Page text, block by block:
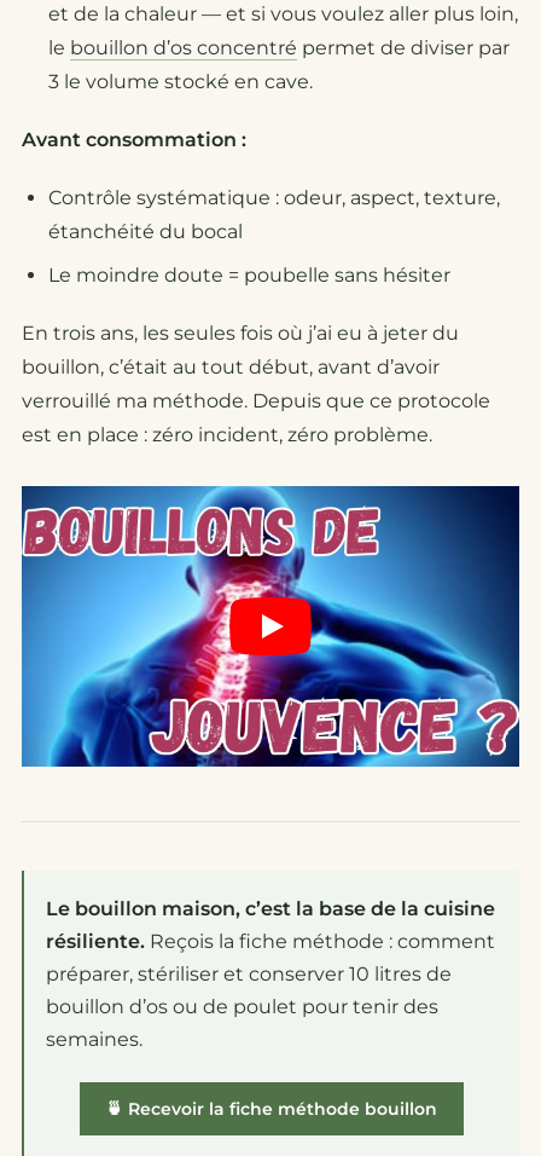
et de la chaleur — et si vous voulez aller plus loin,
le bouillon d’os concentré permet de diviser par
3 le volume stocké en cave.
Avant consommation :
Contrôle systématique : odeur, aspect, texture,
étanchéité du bocal
Le moindre doute = poubelle sans hésiter
En trois ans, les seules fois où j’ai eu à jeter du
bouillon, c’était au tout début, avant d’avoir
verrouillé ma méthode. Depuis que ce protocole
est en place : zéro incident, zéro problème.
Le bouillon maison, c’est la base de la cuisine
résiliente. Reçois la fiche méthode : comment
préparer, stériliser et conserver 10 litres de
bouillon d’os ou de poulet pour tenir des
semaines.
🍵 Recevoir la fiche méthode bouillon